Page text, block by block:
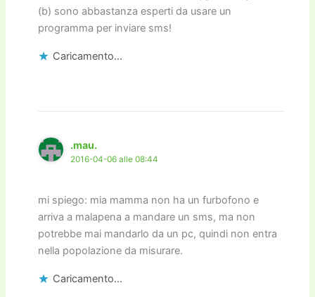
(b) sono abbastanza esperti da usare un
programma per inviare sms!
Caricamento...
.mau.
2016-04-06 alle 08:44
mi spiego: mia mamma non ha un furbofono e
arriva a malapena a mandare un sms, ma non
potrebbe mai mandarlo da un pc, quindi non entra
nella popolazione da misurare.
Caricamento...